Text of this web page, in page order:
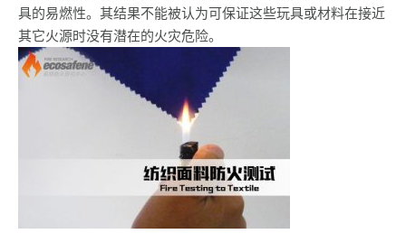
具的易燃性。其结果不能被认为可保证这些玩具或材料在接近
其它火源时没有潜在的火灾危险。